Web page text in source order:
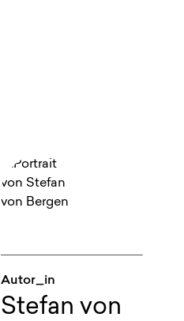
Autor_in
Stefan von